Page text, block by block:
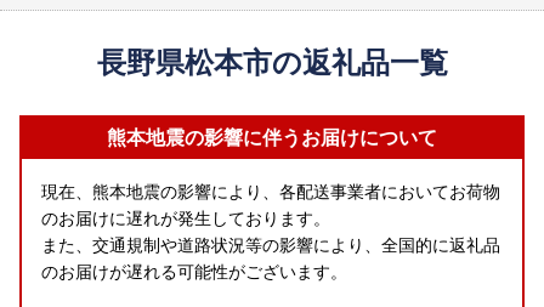
長野県松本市の返礼品一覧
熊本地震の影響に伴うお届けについて
現在、熊本地震の影響により、各配送事業者においてお荷物
のお届けに遅れが発生しております。
また、交通規制や道路状況等の影響により、全国的に返礼品
のお届けが遅れる可能性がございます。